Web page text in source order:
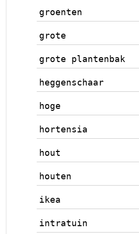
groenten
grote
grote plantenbak
heggenschaar
hoge
hortensia
hout
houten
ikea
intratuin